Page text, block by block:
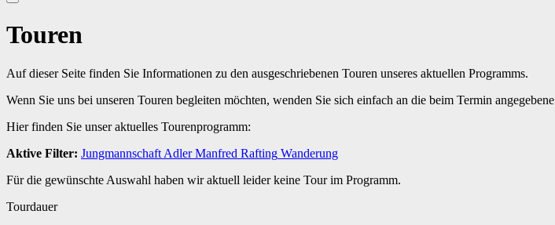
Touren
Auf dieser Seite finden Sie Informationen zu den ausgeschriebenen Touren unseres aktuellen Programms.
Wenn Sie uns bei unseren Touren begleiten möchten, wenden Sie sich einfach an die beim Termin angegebene
Hier finden Sie unser aktuelles Tourenprogramm:
Aktive Filter: Jungmannschaft AdlerManfred Rafting Wanderung
Für die gewünschte Auswahl haben wir aktuell leider keine Tour im Programm.
Tourdauer